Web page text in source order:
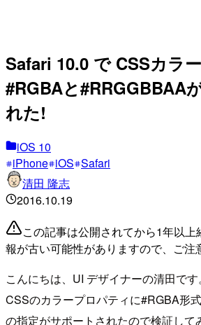
Safari 10.0 で CSSカラ
#RGBAと#RRGGBBAA
れた!
iOS 10
iPhone iOS Safari
清田 隆志
2016.10.19
この記事は公開されてから1年以
報が古い可能性がありますので、ご注
こんにちは、UI デザイナーの清田で
CSSのカラープロパティに#RGBA形
の指定がサポートされたので検証して